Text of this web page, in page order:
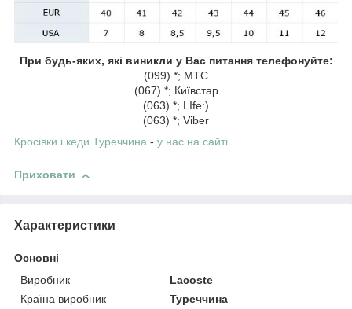
При будь-яких, які виникли у Вас питання телефонуйте:
(099) *; МТС
(067) *; Київстар
(063) *; LIfe:)
(063) *; Viber
Кросівки і кеди Туреччина - у нас на сайті
Приховати
Характеристики
Основні
Виробник
Lacoste
Країна виробник
Туреччина